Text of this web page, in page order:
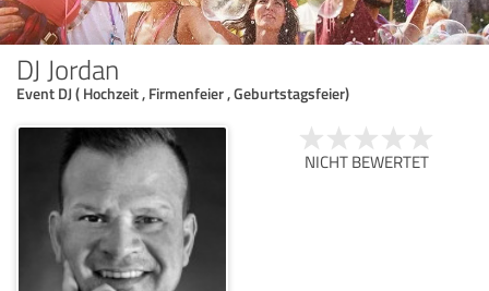
DJ Jordan
Event DJ ( Hochzeit , Firmenfeier , Geburtstagsfeier)
NICHT BEWERTET